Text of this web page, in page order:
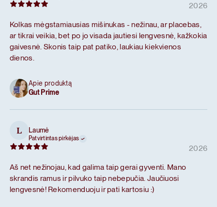
2026
Kolkas mėgstamiausias mišinukas - nežinau, ar placebas,
ar tikrai veikia, bet po jo visada jautiesi lengvesnė, kažkokia
gaivesnė. Skonis taip pat patiko, laukiau kiekvienos
dienos.
Apie produktą
Gut Prime
L Laumė
Patvirtintas pirkėjas
2026
Aš net nežinojau, kad galima taip gerai gyventi. Mano
skrandis ramus ir pilvuko taip nebepučia. Jaučiuosi
lengvesnė! Rekomenduoju ir pati kartosiu :)